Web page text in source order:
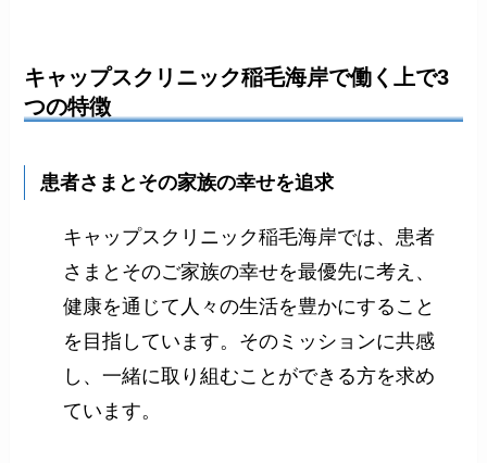
キャップスクリニック稲毛海岸で働く上で3
つの特徴
患者さまとその家族の幸せを追求
キャップスクリニック稲毛海岸では、患者
さまとそのご家族の幸せを最優先に考え、
健康を通じて人々の生活を豊かにすること
を目指しています。そのミッションに共感
し、一緒に取り組むことができる方を求め
ています。